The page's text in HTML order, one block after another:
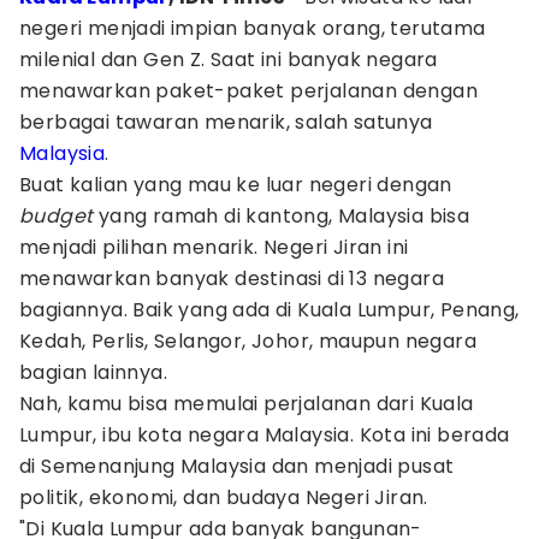
negeri menjadi impian banyak orang, terutama
milenial dan Gen Z. Saat ini banyak negara
menawarkan paket-paket perjalanan dengan
berbagai tawaran menarik, salah satunya
Malaysia.
Buat kalian yang mau ke luar negeri dengan
budgetyang ramah di kantong, Malaysia bisa
menjadi pilihan menarik. Negeri Jiran ini
menawarkan banyak destinasi di 13 negara
bagiannya. Baik yang ada di Kuala Lumpur, Penang,
Kedah, Perlis, Selangor, Johor, maupun negara
bagian lainnya.
Nah, kamu bisa memulai perjalanan dari Kuala
Lumpur, ibu kota negara Malaysia. Kota ini berada
di Semenanjung Malaysia dan menjadi pusat
politik, ekonomi, dan budaya Negeri Jiran.
"Di Kuala Lumpur ada banyak bangunan-